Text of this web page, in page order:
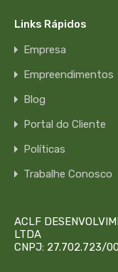
Links Rápidos
Empresa
Empreendimentos
Blog
Portal do Cliente
Políticas
Trabalhe Conosco
ACLF
LTDA
CNPJ: 27.702.723/